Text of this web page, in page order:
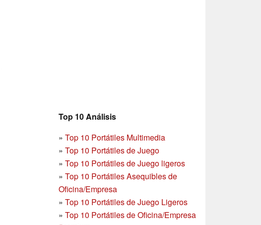
Top 10 Análisis
» Top 10 Portátiles Multimedia
» Top 10 Portátiles de Juego
» Top 10 Portátiles de Juego ligeros
» Top 10 Portátiles Asequibles de
Oficina/Empresa
» Top 10 Portátiles de Juego Ligeros
» Top 10 Portátiles de Oficina/Empresa